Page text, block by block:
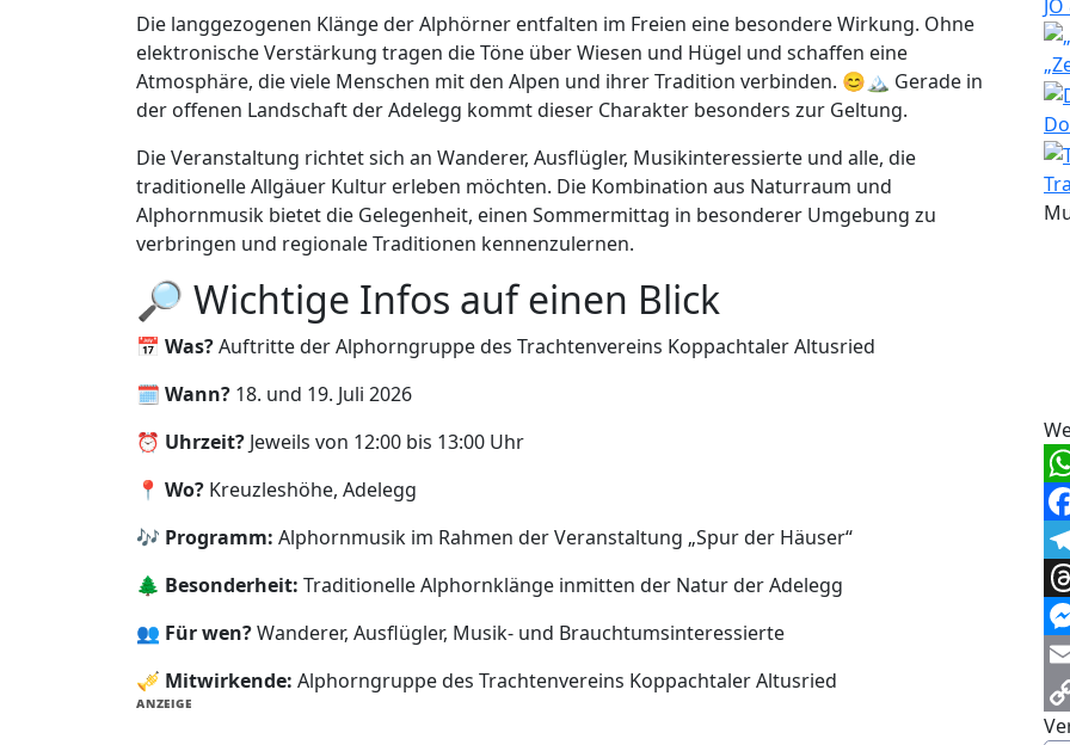
Die langgezogenen Klänge der Alphörner entfalten im Freien eine besondere Wirkung. Ohne
elektronische Verstärkung tragen die Töne über Wiesen und Hügel und schaffen eine
Atmosphäre, die viele Menschen mit den Alpen und ihrer Tradition verbinden. 😊🏔️ Gerade in
der offenen Landschaft der Adelegg kommt dieser Charakter besonders zur Geltung.
Die Veranstaltung richtet sich an Wanderer, Ausflügler, Musikinteressierte und alle, die
traditionelle Allgäuer Kultur erleben möchten. Die Kombination aus Naturraum und
Alphornmusik bietet die Gelegenheit, einen Sommermittag in besonderer Umgebung zu
verbringen und regionale Traditionen kennenzulernen.
🔎 Wichtige Infos auf einen Blick
📅 Was?Auftritte der Alphorngruppe des Trachtenvereins Koppachtaler Altusried
🗓️ Wann? 18. und 19. Juli 2026
⏰ Uhrzeit? Jeweils von 12:00 bis 13:00 Uhr
📍 Wo? Kreuzleshöhe, Adelegg
🎶 Programm: Alphornmusik im Rahmen der Veranstaltung „Spur der Häuser“
🌲 Besonderheit: Traditionelle Alphornklänge inmitten der Natur der Adelegg
👥 Für wen?Wanderer, Ausflügler, Musik- und Brauchtumsinteressierte
🎺 Mitwirkende: Alphorngruppe des Trachtenvereins Koppachtaler Altusried
ANZEIGE